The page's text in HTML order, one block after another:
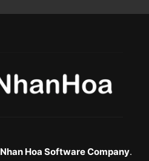
Nhan Hoa Software Company.